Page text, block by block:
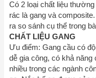
Có 2 loại chất liệu
rác là gang và
ra so sánh cụ thể trong
CHẤT LIỆU GANG
Ưu điểm: Gang cầu có
dễ gia công, có khả
nhiều trong các ngành